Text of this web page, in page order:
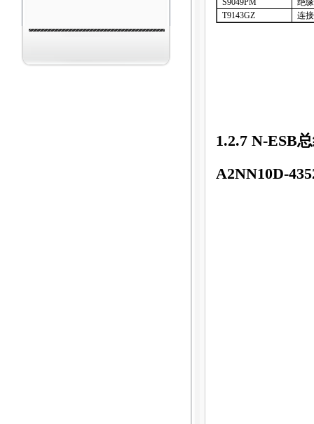
S9049PM
绝
T9143GZ
连
1.2.7 N-ESB
A2NN10D-